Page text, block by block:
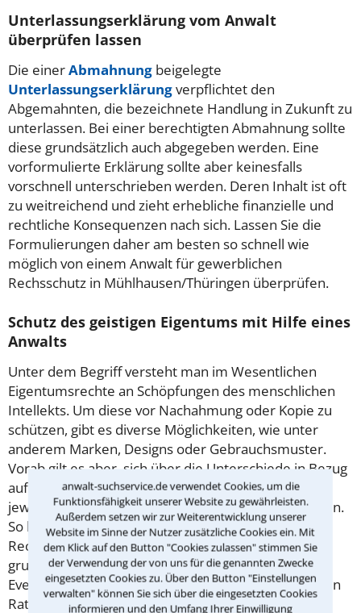
anwalt-suchservice.de verwendet Cookies, um die
Funktionsfähigkeit unserer Website zu gewährleisten.
Außerdem setzen wir zur Weiterentwicklung unserer
Website im Sinne der Nutzer zusätzliche Cookies ein. Mit
dem Klick auf den Button "Cookies zulassen" stimmen Sie
der Verwendung der von uns für die genannten Zwecke
eingesetzten Cookies zu. Über den Button "Einstellungen
verwalten" können Sie sich über die eingesetzten Cookies
informieren und den Umfang Ihrer Einwilligung
Unterlassungserklärung vom Anwalt
überprüfen lassen
Die einerAbmahnung beigelegte
Unterlassungserklärungverpflichtet den
Abgemahnten, die bezeichnete Handlung in Zukunft zu
unterlassen. Bei einer berechtigten Abmahnung sollte
diese grundsätzlich auch abgegeben werden. Eine
vorformulierte Erklärung sollte aber keinesfalls
vorschnell unterschrieben werden. Deren Inhalt ist oft
zu weitreichend und zieht erhebliche finanzielle und
rechtliche Konsequenzen nach sich. Lassen Sie die
Formulierungen daher am besten so schnell wie
möglich von einem Anwalt für gewerblichen
Rechsschutz in Mühlhausen/Thüringen überprüfen.
Schutz des geistigen Eigentums mit Hilfe eines
Anwalts
Unter dem Begriff versteht man im Wesentlichen
Eigentumsrechte an Schöpfungen des menschlichen
Intellekts. Um diese vor Nachahmung oder Kopie zu
schützen, gibt es diverse Möglichkeiten, wie unter
anderem Marken, Designs oder Gebrauchsmuster.
Vorab gilt es aber, sich über die Unterschiede in Bezug
auf Erfordernisse, Gebühren und Umfang der
jeweiligen gewerblichen Schutzrechte zu informieren.
So liegt die Verantwortung über das
Rechercheverfahren bei Gebrauchsmustern
grundsätzlich beim Antragsteller. Damit Sie auf alle
Eventualitäten vorbereitet sind, sollten Sie zuerst den
Rat eines Anwalts für gewerblichen Rechtsschutz in